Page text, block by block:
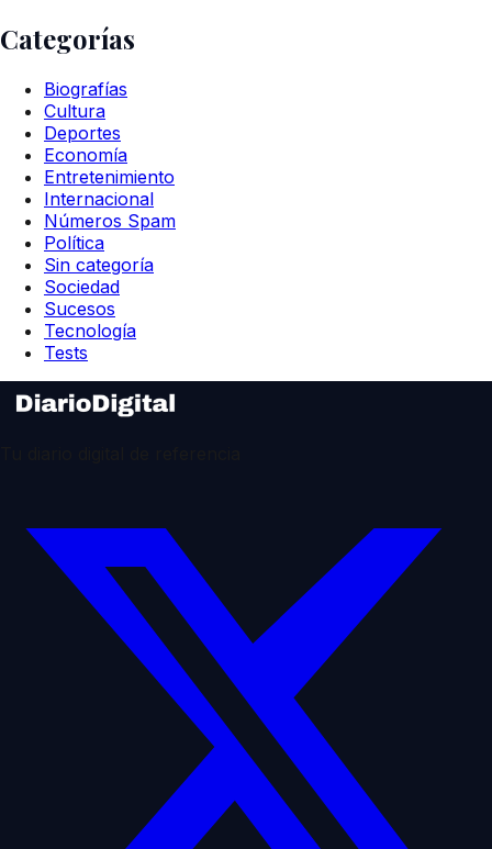
Categorías
Biografías
Cultura
Deportes
Economía
Entretenimiento
Internacional
Números Spam
Política
Sin categoría
Sociedad
Sucesos
Tecnología
Tests